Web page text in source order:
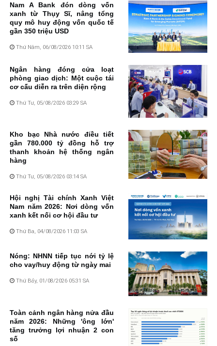
Nam A Bank đón dòng vốn
xanh từ Thụy Sĩ, nâng tổng
quy mô huy động vốn quốc tế
gần 350 triệu USD
Thứ Năm, 06/08/2026 10:11 SA
Ngân hàng đóng cửa loạt
phòng giao dịch: Một cuộc tái
cơ cấu diễn ra trên diện rộng
Thứ Tư, 05/08/2026 03:29 SA
Kho bạc Nhà nước điều tiết
gần 780.000 tỷ đồng hỗ trợ
thanh khoản hệ thống ngân
hàng
Thứ Tư, 05/08/2026 03:14 SA
Hội nghị Tài chính Xanh Việt
Nam năm 2026: Nơi dòng vốn
xanh kết nối cơ hội đầu tư
Thứ Ba, 04/08/2026 11:03 SA
Nóng: NHNN tiếp tục nới tỷ lệ
cho vay/huy động từ ngày mai
Thứ Bảy, 01/08/2026 05:31 SA
Toàn cảnh ngân hàng nửa đầu
năm 2026: Những 'ông lớn'
tăng trưởng lợi nhuận 2 con
số